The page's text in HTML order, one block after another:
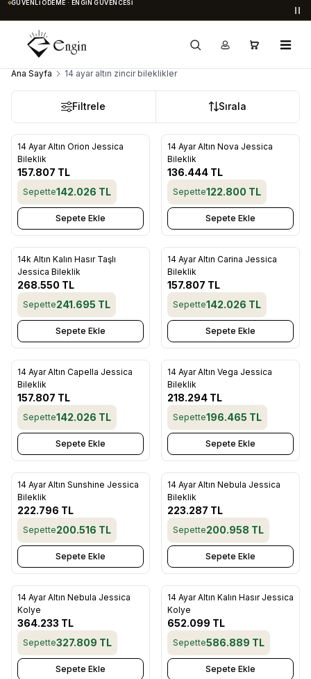
GÜVENLI ÖDEME · ENGIN GÜVENCESI
Ana Sayfa 14 ayar altın zincir bileklikler
Filtrele Sırala
Favorilere Ekle
14 Ayar Altın Orion Jessica
Bileklik
157.807 TL
Sepette142.026 TL
Sepete Ekle
Favorilere Ekle
14 Ayar Altın Nova Jessica
Bileklik
136.444 TL
Sepette122.800 TL
Sepete Ekle
Favorilere Ekle
14k Altın Kalın Hasır Taşlı
Jessica Bileklik
268.550 TL
Sepette241.695 TL
Sepete Ekle
Favorilere Ekle
14 Ayar Altın Carina Jessica
Bileklik
157.807 TL
Sepette142.026 TL
Sepete Ekle
Favorilere Ekle
14 Ayar Altın Capella Jessica
Bileklik
157.807 TL
Sepette142.026 TL
Sepete Ekle
Favorilere Ekle
14 Ayar Altın Vega Jessica
Bileklik
218.294 TL
Sepette196.465 TL
Sepete Ekle
Favorilere Ekle
14 Ayar Altın Sunshine Jessica
Bileklik
222.796 TL
Sepette200.516 TL
Sepete Ekle
Favorilere Ekle
14 Ayar Altın Nebula Jessica
Bileklik
223.287 TL
Sepette200.958 TL
Sepete Ekle
Favorilere Ekle
14 Ayar Altın Nebula Jessica
Kolye
364.233 TL
Sepette327.809 TL
Sepete Ekle
Favorilere Ekle
14 Ayar Altın Kalın Hasır Jessica
Kolye
652.099 TL
Sepette586.889 TL
Sepete Ekle